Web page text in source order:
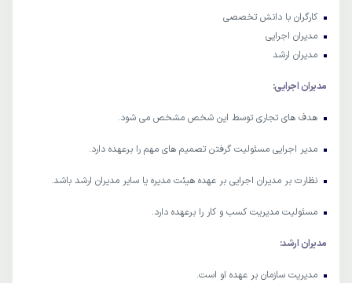
کارگران با دانش تخصصی
مدیران اجرایی
مدیران ارشد
مدیران اجرایی:
هدف های تجاری توسط این شخص مشخص می شود.
مدیر اجرایی مسئولیت گرفتن تصمیم های مهم را برعهده دارد.
نظارت بر مدیران اجرایی بر عهده هیئت مدیره یا سایر مدیران ارشد باشد.
مسئولیت مدیریت کسب و کار را برعهده دارد.
مدیران ارشد:
مدیریت سازمان بر عهده او است.